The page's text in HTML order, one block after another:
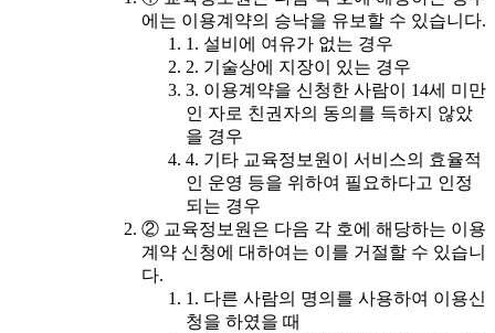
에는 이용계약의 승낙을 유보할 수 있습니다.
1. 설비에 여유가 없는 경우
2. 기술상에 지장이 있는 경우
3. 이용계약을 신청한 사람이 14세 미만
인 자로 친권자의 동의를 득하지 않았
을 경우
4. 기타 교육정보원이 서비스의 효율적
인 운영 등을 위하여 필요하다고 인정
되는 경우
② 교육정보원은 다음 각 호에 해당하는 이용
계약 신청에 대하여는 이를 거절할 수 있습니
다.
1. 다른 사람의 명의를 사용하여 이용신
청을 하였을 때